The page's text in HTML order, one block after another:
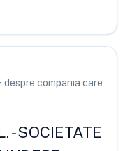
compania care
-SOCIETATE